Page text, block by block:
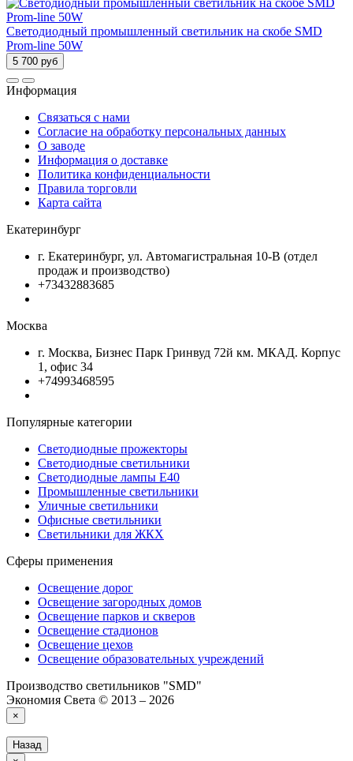
Светодиодный промышленный светильник на скобе SMD
Prom-line 50W
5 700 руб
Информация
Связаться с нами
Согласие на обработку персональных данных
О заводе
Информация о доставке
Политика конфиденциальности
Правила торговли
Карта сайта
Екатеринбург
г. Екатеринбург, ул. Автомагистральная 10-В (отдел
продаж и производство)
+73432883685
Москва
г. Москва, Бизнес Парк Гринвуд 72й км. МКАД. Корпус
1, офис 34
+74993468595
Популярные категории
Светодиодные прожекторы
Светодиодные светильники
Светодиодные лампы Е40
Промышленные светильники
Уличные светильники
Офисные светильники
Светильники для ЖКХ
Сферы применения
Освещение дорог
Освещение загородных домов
Освещение парков и скверов
Освещение стадионов
Освещение цехов
Освещение образовательных учреждений
Производство светильников "SMD"
Экономия Света © 2013 – 2026
×
Назад